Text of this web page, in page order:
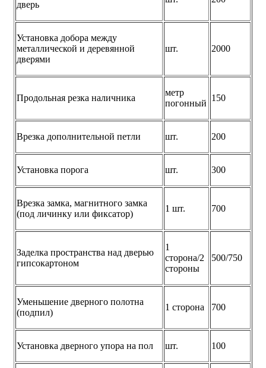
дверь
Установка добора между
металлической и деревянной
дверями
шт. 2000
Продольная резка наличника
метр
погонный
150
Врезка дополнительной петли шт. 200
Установка порога шт. 300
Врезка замка, магнитного замка
(под личинку или фиксатор)
1 шт. 700
Заделка пространства над дверью
гипсокартоном
1
сторона/2
стороны
500/750
Уменьшение дверного полотна
(подпил)
1 сторона 700
Установка дверного упора на пол шт. 100